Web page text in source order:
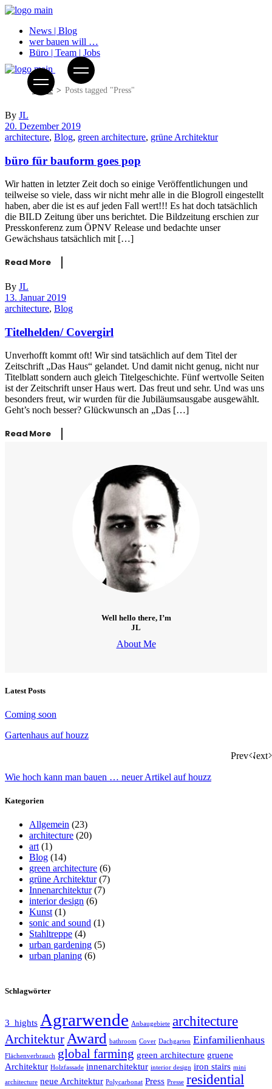
News | Blog
wer bauen will …
Büro | Team | Jobs
Home Posts tagged "Press"
By JL
20. Dezember 2019
architecture, Blog, green architecture, grüne Architektur
büro für bauform goes pop
Wir hatten in letzter Zeit doch so einige Veröffentlichungen und
teilweise so viele, dass wir nicht mehr alle in die Blogroll eingestellt
haben, aber die ist es auf jeden Fall wert!!! Es hat doch tatsächlich
die BILD Zeitung über uns berichtet. Die Bildzeitung erschien zur
Presskonferenz zum ÖPNV Release und bedachte unser
Gewächshaus tatsächlich mit […]
Read More
By JL
13. Januar 2019
architecture, Blog
Titelhelden/ Covergirl
Unverhofft kommt oft! Wir sind tatsächlich auf dem Titel der
Zeitschrift „Das Haus“ gelandet. Und damit nicht genug, nicht nur
Titelblatt sondern auch gleich Titelgeschichte. Fünf wertvolle Seiten
ist der Zeitschrift unser Haus wert. Das freut und sehr. Und was uns
besonders freut, wir wurden für die Jubiläumsausgabe ausgewählt.
Geht’s noch besser? Glückwunsch an „Das […]
Read More
Well hello there, I’m
JL
About Me
Latest Posts
Coming soon
Gartenhaus auf houzz
Wie hoch kann man bauen … neuer Artikel auf houzz
Next
Prev
Kategorien
Allgemein (23)
architecture (20)
art (1)
Blog (14)
green architecture (6)
grüne Architektur(7)
Innenarchitektur(7)
interior design (6)
Kunst (1)
sonic and sound (1)
Stahltreppe (4)
urban gardening (5)
urban planing (6)
Schlagwörter
3_hights Agrarwende Anbaugebiete architecture
Architektur Award bathroom Cover Dachgarten Einfamilienhaus
Flächenverbrauch global farming green architecture gruene
Architektur Holzfassade innenarchitektur interior design iron stairs mini
architecture neue Architektur Polycarbonat Press Presse residential